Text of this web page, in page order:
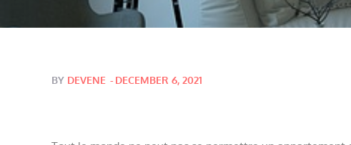
BY DEVENE Posted
DECEMBER 6, 2021